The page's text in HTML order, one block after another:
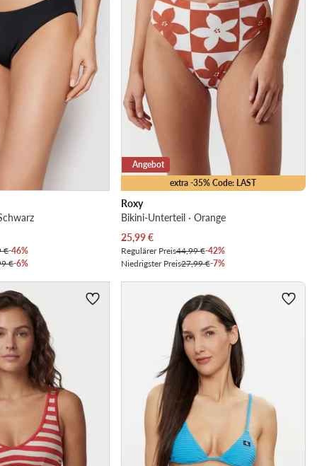
€-46%
€-6%
extra -35% Code: LAST
Angebot
Roxy
Bikini-Unterteil · Orange
Aktueller Preis
25,99€
Regulärer Preis44,99 €-42%
Niedrigster Preis27,99 €-7%